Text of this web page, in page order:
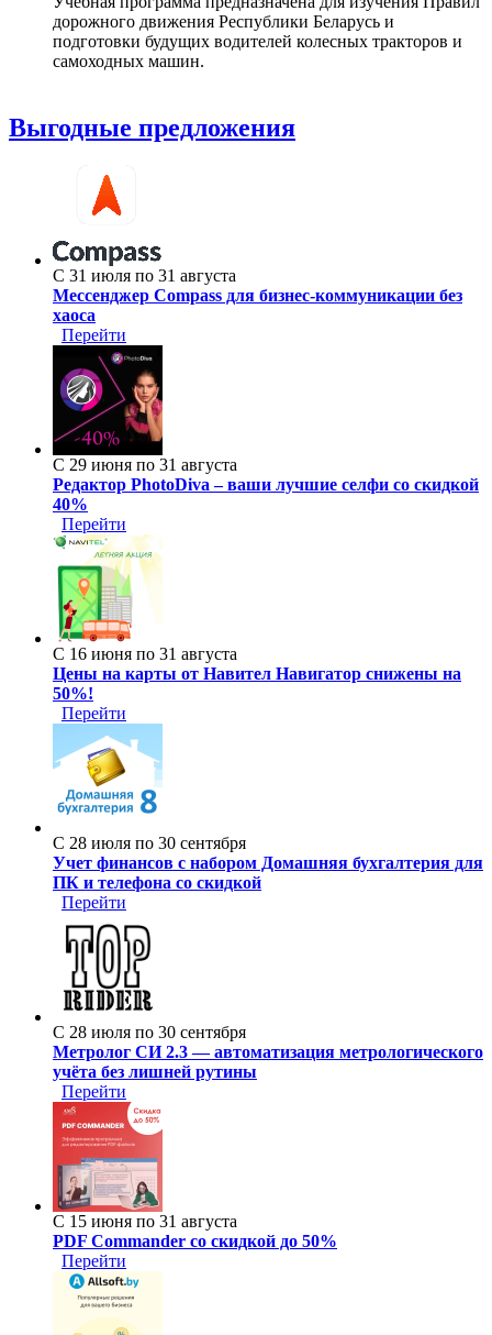
дорожного движения Республики Беларусь и
подготовки будущих водителей колесных тракторов и
самоходных машин.
Выгодные предложения
С 31 июля по 31 августа
Мессенджер Compass для бизнес-коммуникации без
хаоса
Перейти
С 29 июня по 31 августа
Редактор PhotoDiva – ваши лучшие селфи со скидкой
40%
Перейти
С 16 июня по 31 августа
Цены на карты от Навител Навигатор снижены на
50%!
Перейти
С 28 июля по 30 сентября
Учет финансов с набором Домашняя бухгалтерия для
ПК и телефона со скидкой
Перейти
С 28 июля по 30 сентября
Метролог СИ 2.3 — автоматизация метрологического
учёта без лишней рутины
Перейти
С 15 июня по 31 августа
PDF Commander со скидкой до 50%
Перейти